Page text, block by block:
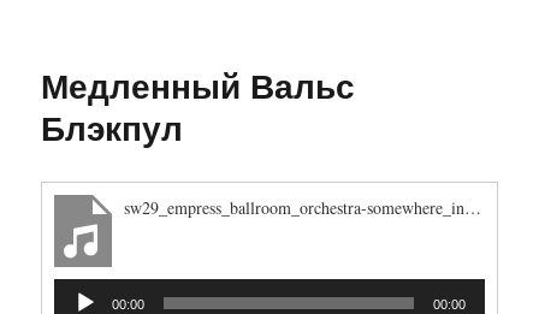
Медленный Вальс
Блэкпул
sw29_empress_ballroom_orchestra-somewhere_in_time
Аудиоплеер
00:00 00:00